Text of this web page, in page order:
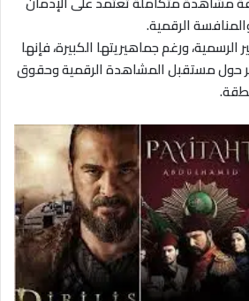
الرقمية.
ورغم جماهيريتها الكبيرة، فإنها
مستقبل المشاهدة الرقمية وحقوق